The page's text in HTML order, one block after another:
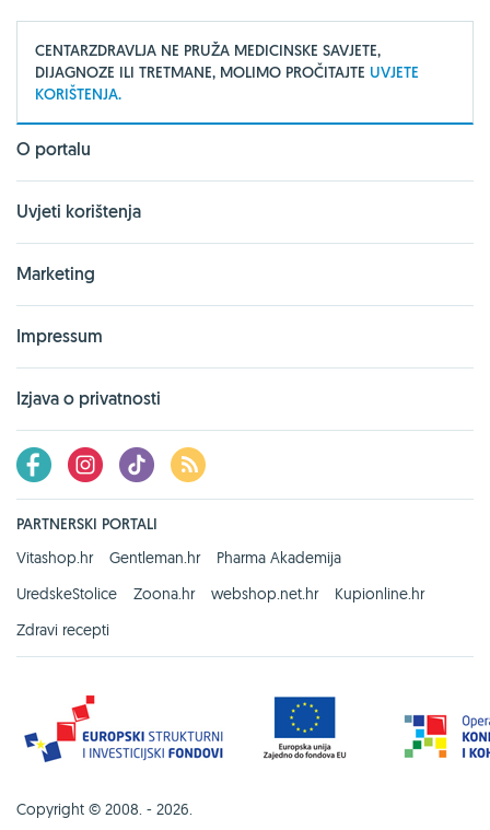
CENTARZDRAVLJA NE PRUŽA MEDICINSKE SAVJETE,
DIJAGNOZE ILI TRETMANE, MOLIMO PROČITAJTE UVJETE
KORIŠTENJA.
O portalu
Uvjeti korištenja
Marketing
Impressum
Izjava o privatnosti
PARTNERSKI PORTALI
Vitashop.hr
Gentleman.hr
Pharma Akademija
UredskeStolice
Zoona.hr webshop.net.hr
Kupionline.hr
Zdravi recepti
Copyright © 2008. - 2026.